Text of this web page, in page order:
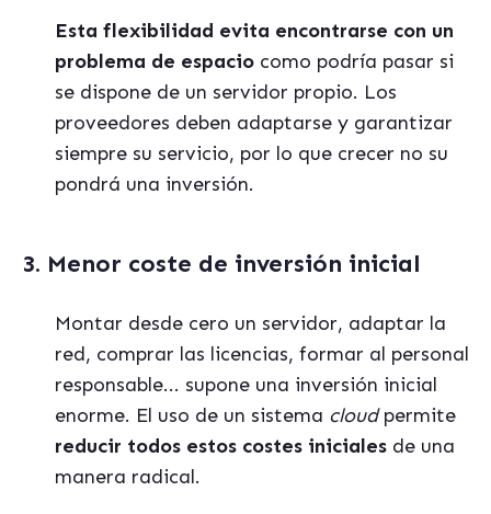
Esta flexibilidad evita encontrarse con un
problema de espacio como podría pasar si
se dispone de un servidor propio. Los
proveedores deben adaptarse y garantizar
siempre su servicio, por lo que crecer no su
pondrá una inversión.
3. Menor coste de inversión inicial
Montar desde cero un servidor, adaptar la
red, comprar las licencias, formar al personal
responsable... supone una inversión inicial
enorme. El uso de un sistema cloudpermite
reducir todos estos costes iniciales de una
manera radical.